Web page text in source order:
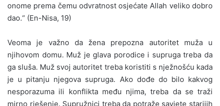
onome prema čemu odvratnost osjećate Allah veliko dobro
dao.“ (En-Nisa, 19)
Veoma je važno da žena prepozna autoritet muža u
njihovom domu. Muž je glava porodice i supruga treba da
ga sluša. Muž svoj autoritet treba koristiti s nježnošću kada
je u pitanju njegova supruga. Ako dođe do bilo kakvog
nesporazuma ili konflikta među njima, treba da se traži
mirno rješenje. Supružnici treba da potraže savjete starijih